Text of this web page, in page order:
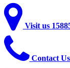
Visit us
Contact Us